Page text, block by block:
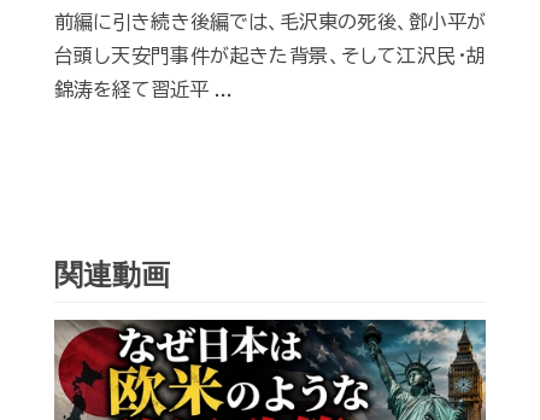
前編に引き続き後編では、毛沢東の死後、鄧小平が
台頭し天安門事件が起きた背景、そして江沢民・胡
錦涛を経て習近平 ...
関連動画